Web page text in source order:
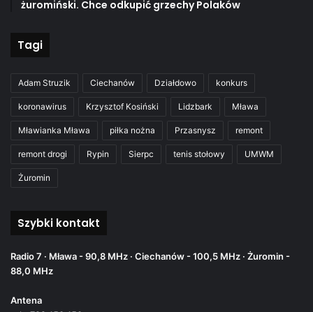
żuromiński. Chce odkupić grzechy Polaków
Tagi
Adam Struzik Ciechanów Działdowo konkurs
koronawirus Krzysztof Kosiński Lidzbark Mława
Mławianka Mława piłka nożna Przasnysz remont
remont drogi Rypin Sierpc tenis stołowy UMWM
Żuromin
Szybki kontakt
Radio 7 · Mława - 90,8 MHz · Ciechanów - 100,5 MHz · Żuromin -
88,0 MHz
Antena